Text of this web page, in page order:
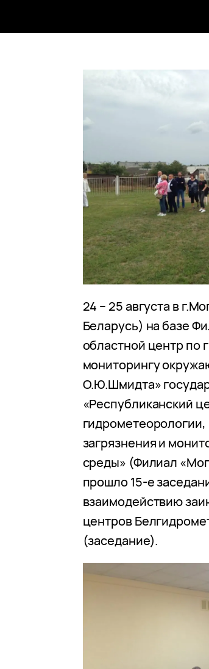
24 – 25 августа в
Беларусь) на базе
областной центр по
мониторингу
О.Ю.Шмидта»
«Республиканский
загрязнения и
среды» (Филиал
прошло 15-е
взаимодействию
центров
(заседание).